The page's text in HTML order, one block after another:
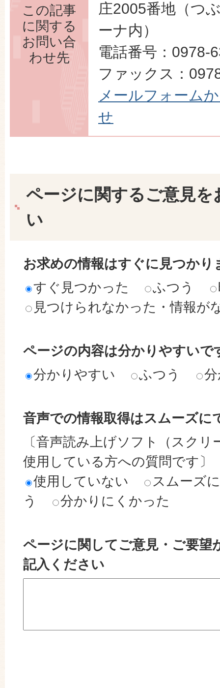
この記事
に関する
お問い合
わせ先
庄2005番地（つ
ーナ内）
電話番号：0978-
ファックス：
メールフォーム
せ
ページに関するご意見を
い
お求めの情報はすぐに見つかり
すぐ見つかった
ふつう
見つけられなかった・情報が
ページの内容は分かりやすいで
分かりやすい
ふつう
音声での情報取得はスムーズに
〔音声読み上げソフト（スク
使用している方への質問です〕
使用していない
スムーズ
う
分かりにくかった
ページに関してご意見・ご要望
記入ください